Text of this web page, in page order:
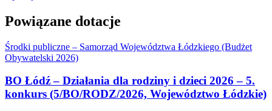
Powiązane dotacje
Środki publiczne – Samorząd Województwa Łódzkiego (Budżet
Obywatelski 2026)
BO Łódź – Działania dla rodziny i dzieci 2026 – 5.
konkurs (5/BO/RODZ/2026, Województwo Łódzkie)